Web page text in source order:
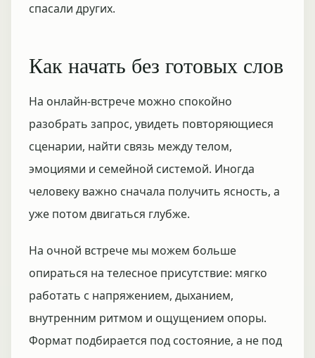
спасали других.
Как начать без готовых слов
На онлайн-встрече можно спокойно
разобрать запрос, увидеть повторяющиеся
сценарии, найти связь между телом,
эмоциями и семейной системой. Иногда
человеку важно сначала получить ясность, а
уже потом двигаться глубже.
На очной встрече мы можем больше
опираться на телесное присутствие: мягко
работать с напряжением, дыханием,
внутренним ритмом и ощущением опоры.
Формат подбирается под состояние, а не под